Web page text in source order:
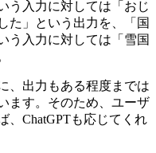
う入力に対しては「おじ
た」という出力を、「国
う入力に対しては「雪国
、出力もある程度までは
ます。そのため、ユーザ
、ChatGPTも応じてくれ